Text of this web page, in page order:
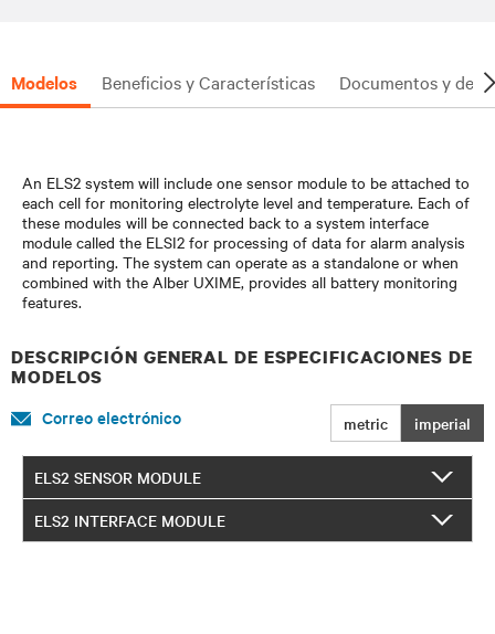
Modelos Beneficios y Características Documentos y
An ELS2 system will include one sensor module to be attached to
each cell for monitoring electrolyte level and temperature. Each of
these modules will be connected back to a system interface
module called the ELSI2 for processing of data for alarm analysis
and reporting. The system can operate as a standalone or when
combined with the Alber UXIME, provides all battery monitoring
features.
DESCRIPCIÓN GENERAL DE ESPECIFICACIONES DE
MODELOS
metric imperial
Correo electrónico
ELS2 SENSOR MODULE
ELS2 INTERFACE MODULE